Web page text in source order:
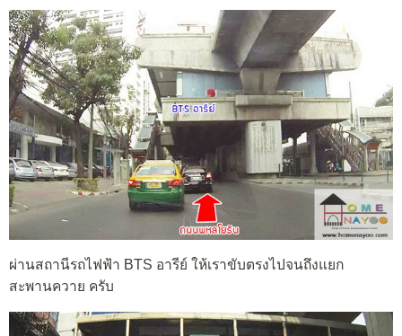
ผ่านสถานีรถไฟฟ้า BTS อารีย์ ให้เราขับตรงไปจนถึงแยก
สะพานควาย ครับ